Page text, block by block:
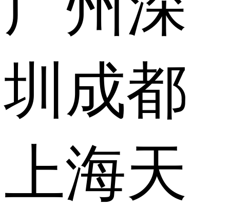
圳 成都
上海天